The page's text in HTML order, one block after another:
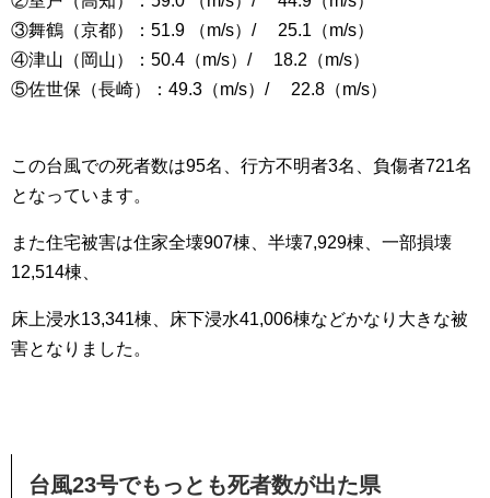
③舞鶴（京都）：51.9 （m/s）/ 25.1（m/s）
④津山（岡山）：50.4（m/s）/ 18.2（m/s）
⑤佐世保（長崎）：49.3（m/s）/ 22.8（m/s）
この台風での死者数は95名、行方不明者3名、負傷者721名
となっています。
また住宅被害は住家全壊907棟、半壊7,929棟、一部損壊
12,514棟、
床上浸水13,341棟、床下浸水41,006棟などかなり大きな被
害となりました。
台風23号でもっとも死者数が出た県